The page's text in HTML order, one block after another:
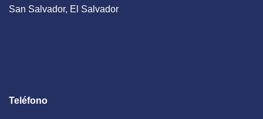
San Salvador, El Salvador
Teléfono